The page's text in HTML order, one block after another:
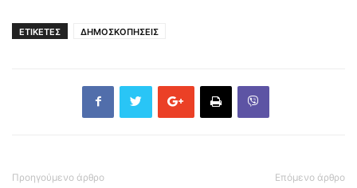
ΕΤΙΚΕΤΕΣ ΔΗΜΟΣΚΟΠΗΣΕΙΣ
Προηγούμενο άρθρο Επόμενο άρθρο